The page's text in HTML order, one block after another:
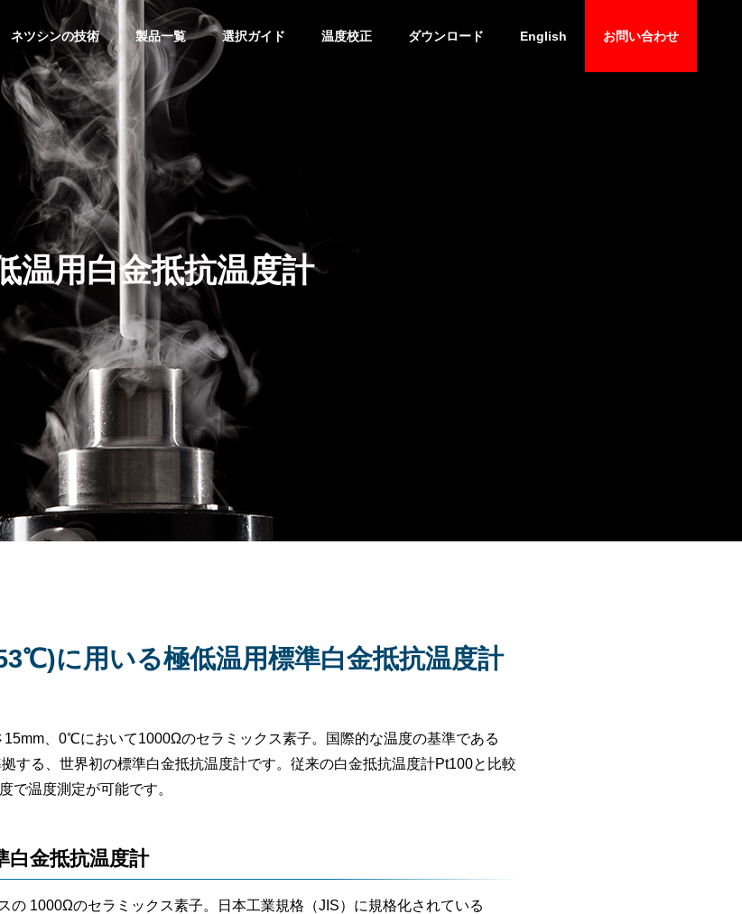
ネツシンの技術 製品一覧 選択ガイド 温度校正 ダウンロード English お問い合わせ
温用白金抵抗温度計
に用いる極低温用標準白金抵抗温度計
、0℃において1000Ωのセラミックス素子。国際的な温度の基準である
する、世界初の標準白金抵抗温度計です。従来の白金抵抗温度計Pt100と比較
で温度測定が可能です。
白金抵抗温度計
の 1000Ωのセラミックス素子。日本工業規格（JIS）に規格化されている